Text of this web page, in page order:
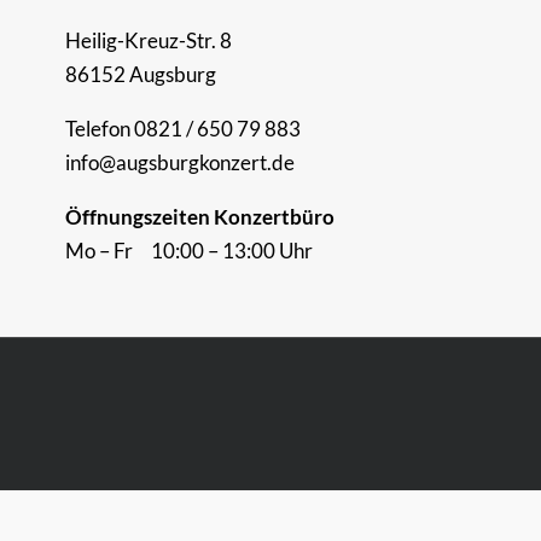
Heilig-Kreuz-Str. 8
86152 Augsburg
Telefon 0821 / 650 79 883
info@augsburgkonzert.de
Öffnungszeiten Konzertbüro
Mo – Fr 10:00 – 13:00 Uhr